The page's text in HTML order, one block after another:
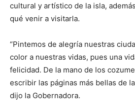
cultural y artístico de la isla,
qué venir a visitarla.
“Pintemos de alegría nuestras
color a nuestras vidas, pues una
felicidad. De la mano de los
escribir las páginas más bellas de
dijo la Gobernadora.